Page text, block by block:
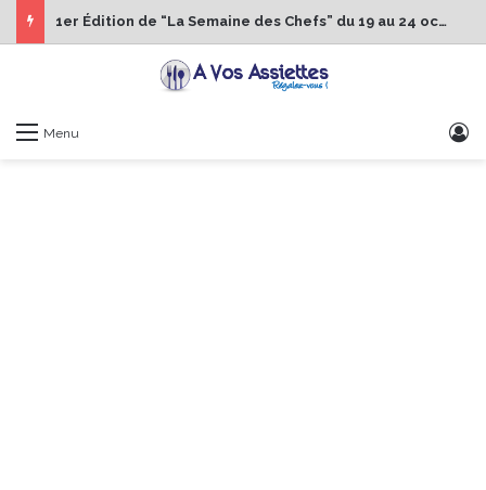
1er Édition de “La Semaine des Chefs” du 19 au 24 octobre 2026
Menu